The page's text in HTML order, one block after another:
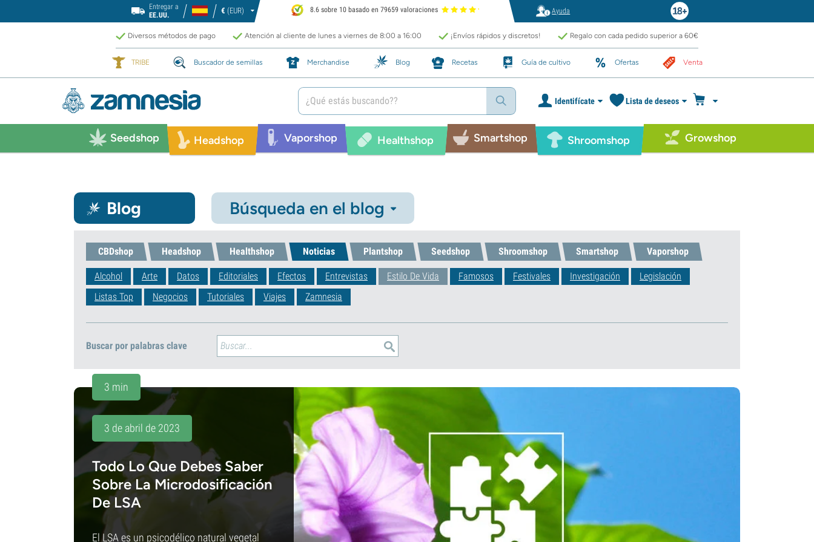
Entregar a
EE.UU.
€ (EUR) 8.6 sobre 10 basado en 79659 valoraciones Ayuda
Diversos métodos de pago Atención al cliente de lunes a viernes de 8:00 a 16:00 ¡Envíos rápidos y discretos! Regalo con cada pedido superior a 60€
TRIBE Buscador de semillas Merchandise Blog Recetas Guía de cultivo Ofertas Venta
Identifícate Lista de deseos
Seedshop Headshop Vaporshop Healthshop Smartshop Shroomshop Growshop
Blog Búsqueda en el blog
CBDshop Headshop Healthshop Noticias Plantshop Seedshop Shroomshop Smartshop Vaporshop
Alcohol Arte Datos Editoriales Efectos Entrevistas Estilo De Vida Famosos Festivales Investigación
Legislación
Listas Top
Negocios Tutoriales Viajes Zamnesia
Buscar por palabras clave
3 min
3 de abril de 2023
Todo Lo Que Debes Saber
Sobre La Microdosificación
De LSA
El LSA es un psicodélico natural vegetal